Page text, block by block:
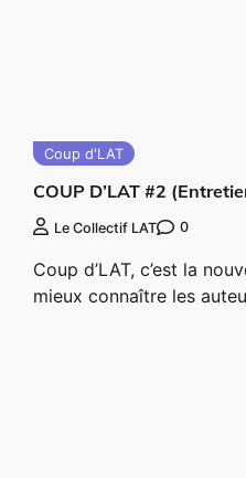
Coup d'LAT
COUP D’LAT #2
Le Collectif LAT 0
Coup d’LAT, c’est la
mieux connaître les